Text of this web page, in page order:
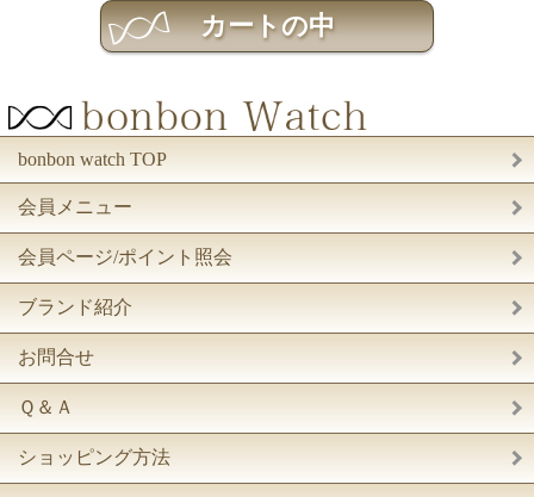
bonbon watch TOP
会員メニュー
会員ページ/ポイント照会
ブランド紹介
お問合せ
Ｑ＆Ａ
ショッピング方法